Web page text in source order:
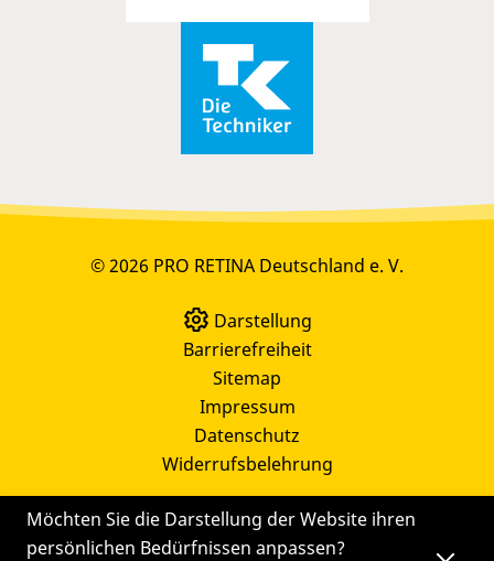
Möchten Sie die Darstellung der Website ihren
persönlichen Bedürfnissen anpassen?
© 2026 PRO RETINA Deutschland e. V.
Darstellung
Barrierefreiheit
Sitemap
Impressum
Datenschutz
Widerrufsbelehrung